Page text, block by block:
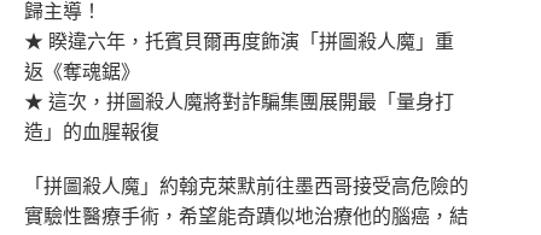
歸主導！
★ 睽違六年，托賓貝爾再度飾演「拼圖殺人魔」重
返《奪魂鋸》
★ 這次，拼圖殺人魔將對詐騙集團展開最「量身打
造」的血腥報復
「拼圖殺人魔」約翰克萊默前往墨西哥接受高危險的
實驗性醫療手術，希望能奇蹟似地治療他的腦癌，結